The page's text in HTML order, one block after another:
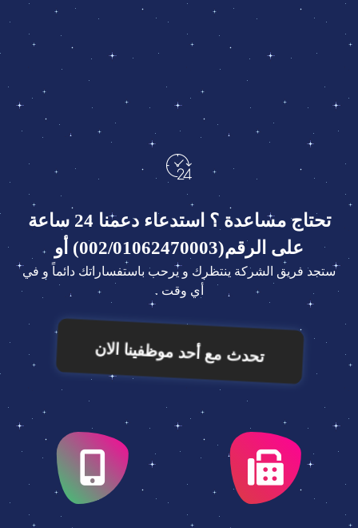
تحتاج مساعدة ؟ استدعاء دعمنا 24 ساعة
على الرقم(002/01062470003) أو
ستجد فريق الشركة ينتظرك و يرحب باستفساراتك دائماً و في
أي وقت .
تحدث مع أحد موظفينا الان